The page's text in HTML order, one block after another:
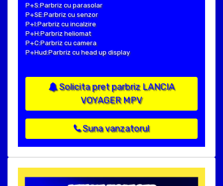
P+S:Parbriz cu parasolar
P+SE:Parbriz cu senzor
P+I:Parbriz cu incalzire
P+H:Parbriz heliomat
P+C:Parbriz cu camera
P+Hud:Parbriz cu head up display
Solicita pret parbriz LANCIA
VOYAGER MPV
Suna vanzatorul